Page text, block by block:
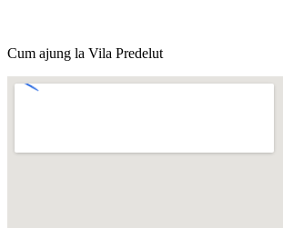
Cum ajung la Vila Predelut